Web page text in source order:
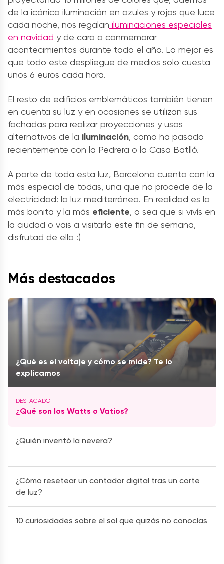
de la icónica iluminación en azules y rojos que luce
cada noche, nos regalan iluminaciones especiales
en navidad y de cara a conmemorar
acontecimientos durante todo el año. Lo mejor es
que todo este despliegue de medios solo cuesta
unos 6 euros cada hora.
El resto de edificios emblemáticos también tienen
en cuenta su luz y en ocasiones se utilizan sus
fachadas para realizar proyecciones y usos
alternativos de la iluminación, como ha pasado
recientemente con la Pedrera o la Casa Batlló.
A parte de toda esta luz, Barcelona cuenta con la
más especial de todas, una que no procede de la
electricidad: la luz mediterránea. En realidad es la
más bonita y la más eficiente, o sea que si vivís en
la ciudad o vais a visitarla este fin de semana,
disfrutad de ella :)
Más destacados
¿Qué es el voltaje y cómo se mide? Te lo
explicamos
¿Qué son los Watts o Vatios?
¿Quién inventó la nevera?
¿Cómo resetear un contador digital tras un corte
de luz?
10 curiosidades sobre el sol que quizás no conocías